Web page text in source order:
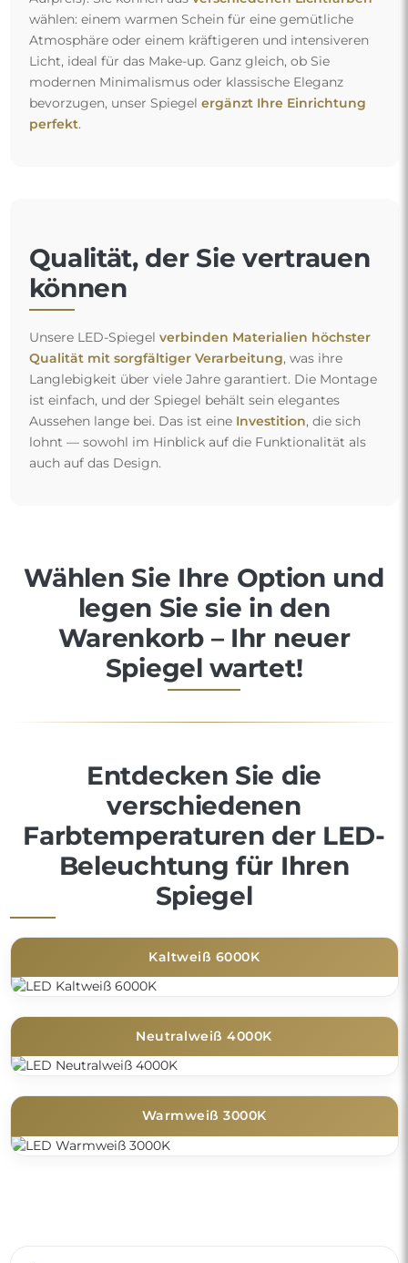
wählen: einem warmen Schein für eine gemütliche
Atmosphäre oder einem kräftigeren und intensiveren
Licht, ideal für das Make-up. Ganz gleich, ob Sie
modernen Minimalismus oder klassische Eleganz
bevorzugen, unser Spiegel ergänzt Ihre Einrichtung
perfekt.
Qualität, der Sie vertrauen
können
Unsere LED-Spiegel verbinden Materialien höchster
Qualität mit sorgfältiger Verarbeitung, was ihre
Langlebigkeit über viele Jahre garantiert. Die Montage
ist einfach, und der Spiegel behält sein elegantes
Aussehen lange bei. Das ist eine Investition, die sich
lohnt — sowohl im Hinblick auf die Funktionalität als
auch auf das Design.
Wählen Sie Ihre Option und
legen Sie sie in den
Warenkorb – Ihr neuer
Spiegel wartet!
Entdecken Sie die
verschiedenen
Farbtemperaturen der LED-
Beleuchtung für Ihren
Spiegel
Kaltweiß 6000K
Neutralweiß 4000K
Warmweiß 3000K